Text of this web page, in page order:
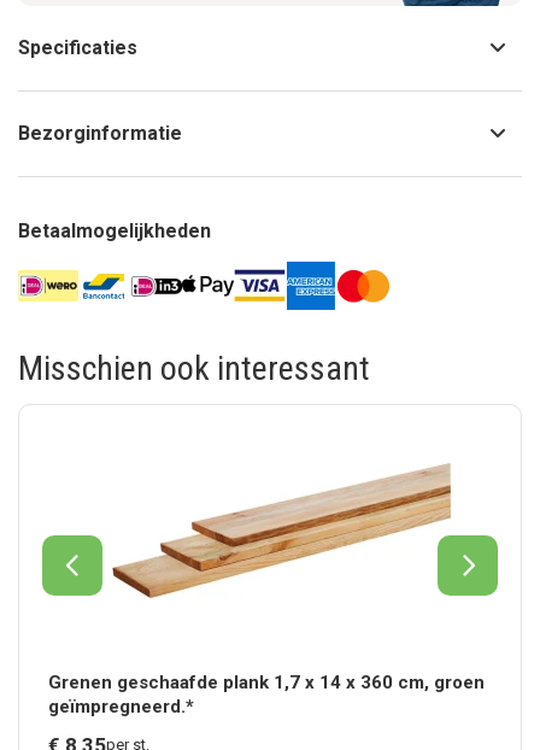
Specificaties
Bezorginformatie
Betaalmogelijkheden
Misschien ook interessant
Grenen geschaafde plank 1,7 x 14 x 360 cm, groen
geïmpregneerd.*
€ 8,35per st.